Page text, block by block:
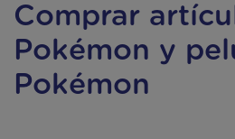
Comprar
Pokémon y
Pokémon